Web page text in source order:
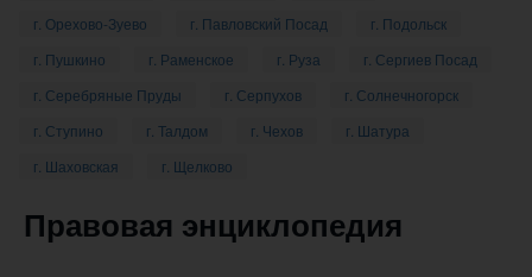
г. Орехово-Зуево
г. Павловский Посад
г. Подольск
г. Пушкино
г. Раменское г. Руза
г. Сергиев Посад
г. Серебряные Пруды
г. Серпухов
г. Солнечногорск
г. Ступино
г. Талдом г. Чехов
г. Шатура
г. Шаховская
г. Щелково
Правовая энциклопедия